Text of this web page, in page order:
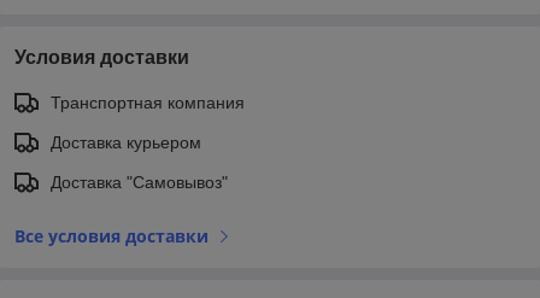
Условия доставки
Транспортная компания
Доставка курьером
Доставка "Самовывоз"
Все условия доставки